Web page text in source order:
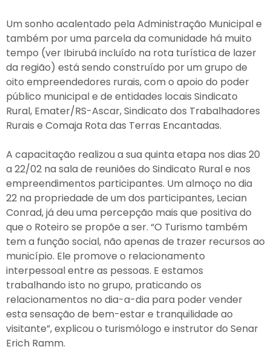
Um sonho acalentado pela Administração Municipal e
também por uma parcela da comunidade há muito
tempo (ver Ibirubá incluído na rota turística de lazer
da região) está sendo construído por um grupo de
oito empreendedores rurais, com o apoio do poder
público municipal e de entidades locais Sindicato
Rural, Emater/RS-Ascar, Sindicato dos Trabalhadores
Rurais e Comaja Rota das Terras Encantadas.
A capacitação realizou a sua quinta etapa nos dias 20
a 22/02 na sala de reuniões do Sindicato Rural e nos
empreendimentos participantes. Um almoço no dia
22 na propriedade de um dos participantes, Lecian
Conrad, já deu uma percepção mais que positiva do
que o Roteiro se propõe a ser. “O Turismo também
tem a função social, não apenas de trazer recursos ao
município. Ele promove o relacionamento
interpessoal entre as pessoas. E estamos
trabalhando isto no grupo, praticando os
relacionamentos no dia-a-dia para poder vender
esta sensação de bem-estar e tranquilidade ao
visitante”, explicou o turismólogo e instrutor do Senar
Erich Ramm.